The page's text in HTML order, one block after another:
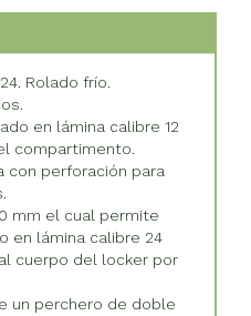
Rolado frío.
en lámina calibre 12
compartimento.
con perforación para
mm el cual permite
en lámina calibre 24
cuerpo del locker por
un perchero de doble